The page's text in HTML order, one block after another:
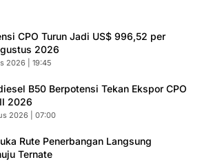
CPO Turun Jadi US$ 996,52 per
2026
2026 | 19:45
B50 Berpotensi Tekan Ekspor CPO
2026
2026 | 07:00
Rute Penerbangan Langsung
Ternate